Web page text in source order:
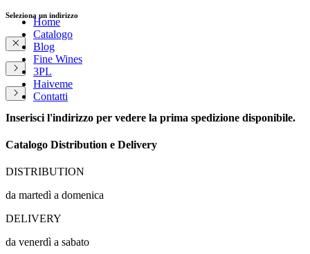
Home
Catalogo
Blog
Fine Wines
3PL
Haiveme
Contatti
Seleziona un indirizzo
Inserisci l'indirizzo per vedere la prima spedizione disponibile.
Catalogo Distribution e Delivery
DISTRIBUTION
da martedì a domenica
DELIVERY
da venerdì a sabato